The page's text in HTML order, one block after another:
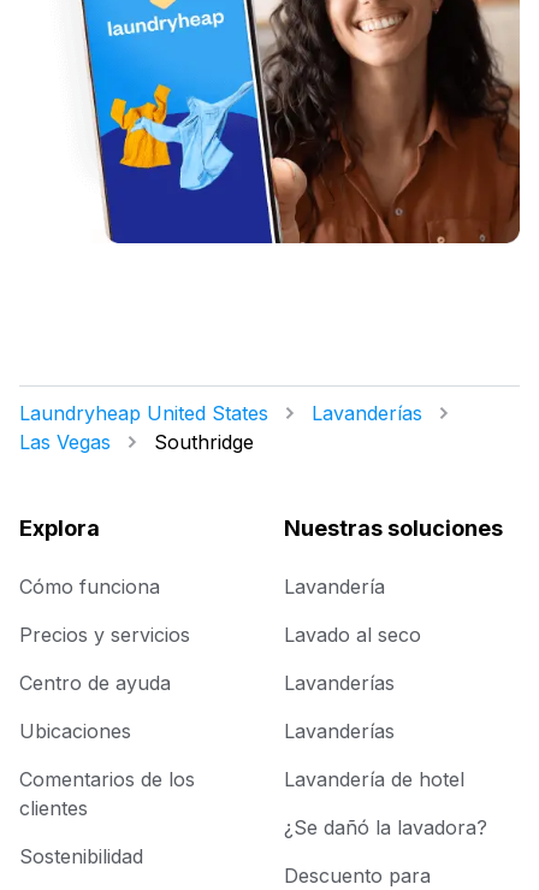
Laundryheap United States
Lavanderías
Las Vegas
Southridge
Explora
Cómo funciona
Precios y servicios
Centro de ayuda
Ubicaciones
Comentarios de los
clientes
Sostenibilidad
Nuestras soluciones
Lavandería
Lavado al seco
Lavanderías
Lavanderías
Lavandería de hotel
¿Se dañó la lavadora?
Descuento para